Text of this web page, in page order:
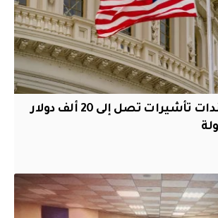
أميركا تقر سندات تأشيرات تصل إلى 20 ألف دولار